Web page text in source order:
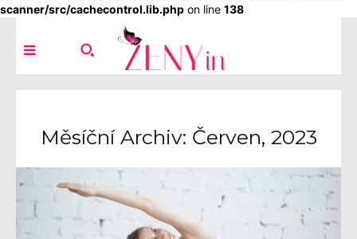
scanner/src/cachecontrol.lib.php on line 138
Měsíční Archiv: Červen, 2023